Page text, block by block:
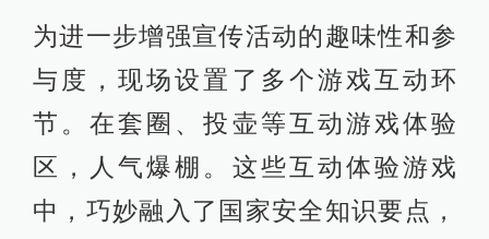
为进一步增强宣传活动的趣味性和参
与度，现场设置了多个游戏互动环
节。在套圈、投壶等互动游戏体验
区，人气爆棚。这些互动体验游戏
中，巧妙融入了国家安全知识要点，